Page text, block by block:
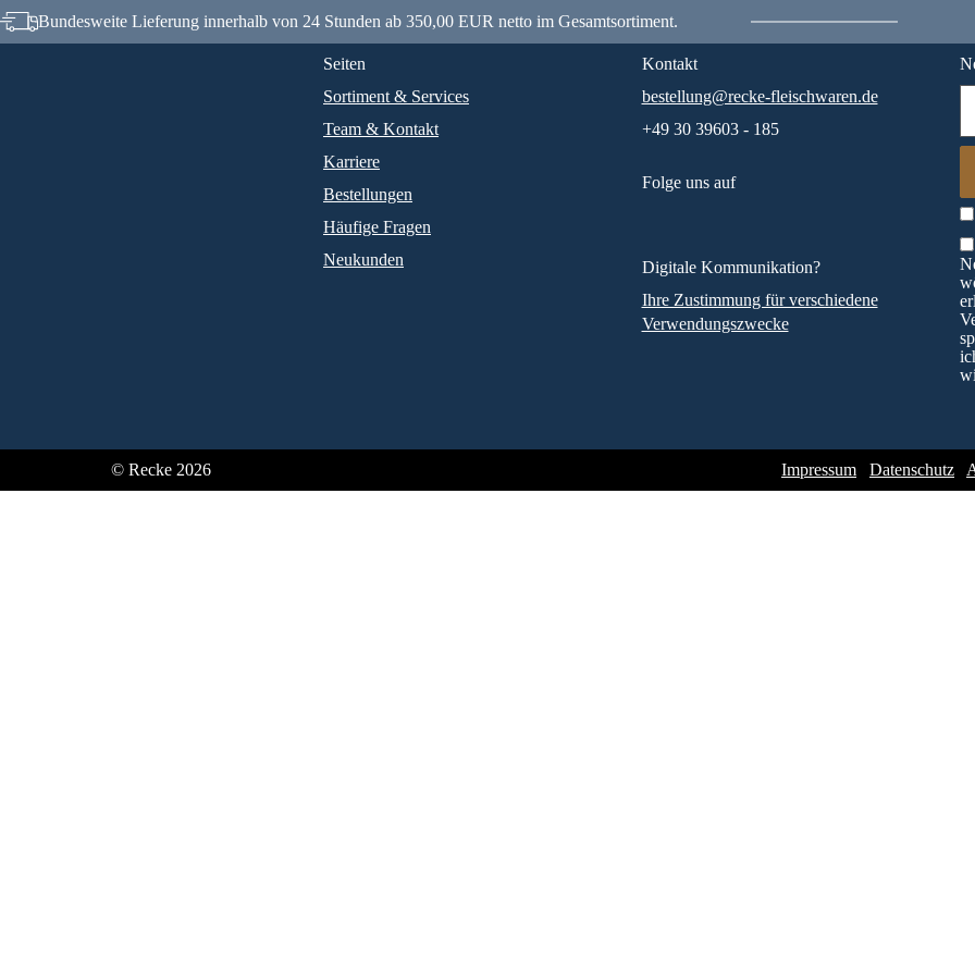
Bundesweite Lieferung innerhalb von 24 Stunden ab 350,00 EUR netto im Gesamtsortiment.
Seiten
Sortiment & Services
Team & Kontakt
Karriere
Bestellungen
Häufige Fragen
Neukunden
Kontakt
bestellung@recke-fleischwaren.de
+49 30 39603 - 185
Folge uns auf
Digitale Kommunikation?
Ihre Zustimmung für verschiedene
Verwendungszwecke
© Recke 2026 Impressum Datenschutz